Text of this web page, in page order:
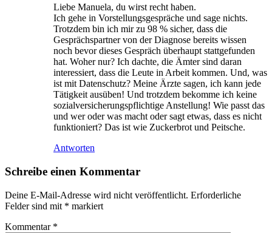
Liebe Manuela, du wirst recht haben.
Ich gehe in Vorstellungsgespräche und sage nichts.
Trotzdem bin ich mir zu 98 % sicher, dass die
Gesprächspartner von der Diagnose bereits wissen
noch bevor dieses Gespräch überhaupt stattgefunden
hat. Woher nur? Ich dachte, die Ämter sind daran
interessiert, dass die Leute in Arbeit kommen. Und, was
ist mit Datenschutz? Meine Ärzte sagen, ich kann jede
Tätigkeit ausüben! Und trotzdem bekomme ich keine
sozialversicherungspflichtige Anstellung! Wie passt das
und wer oder was macht oder sagt etwas, dass es nicht
funktioniert? Das ist wie Zuckerbrot und Peitsche.
Antworten
Schreibe einen Kommentar
Deine E-Mail-Adresse wird nicht veröffentlicht. Erforderliche
Felder sind mit * markiert
Kommentar *